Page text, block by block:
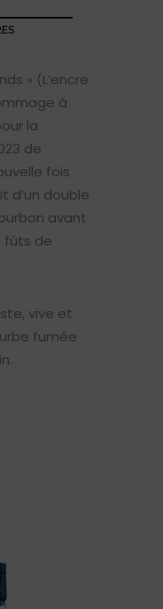
» (L’encre
à
la
de
fois
d’un double
avant
fûts de
vive et
fumée